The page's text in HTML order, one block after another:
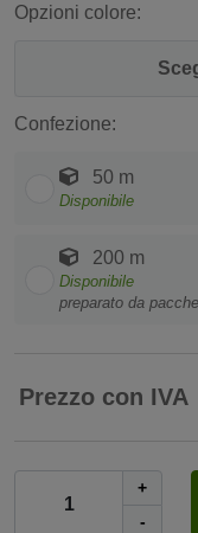
Opzioni colore:
Confezione:
50 m
Disponibile
200 m
Disponibile
preparato da
Prezzo con IVA
+
-